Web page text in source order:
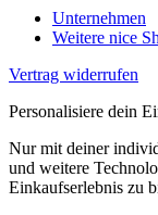
Unternehmen
Weitere nice
Vertrag widerrufen
Personalisiere dein
Nur mit deiner
und weitere
Einkaufserlebnis zu